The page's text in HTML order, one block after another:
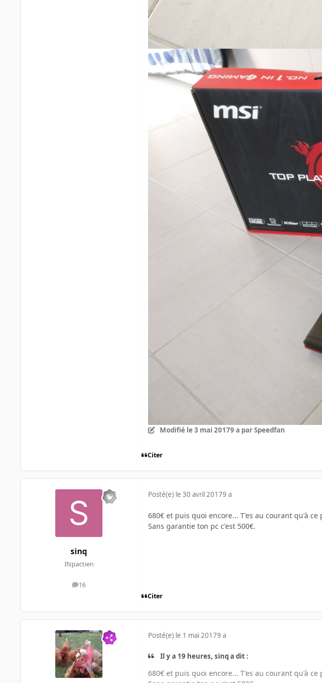
Modifié le 3 mai 20179 a par Speedfan
Citer
sinq
INpactien
16
messages
Posté(e) le 30 avril 20179 a
680€ et puis quoi encore... T'es au courant qu'à
Sans garantie ton pc c'est 500€.
Citer
Posté(e) le 1 mai 20179 a
Il y a 19 heures, sinq a dit :
680€ et puis quoi encore... T'es au courant qu'à